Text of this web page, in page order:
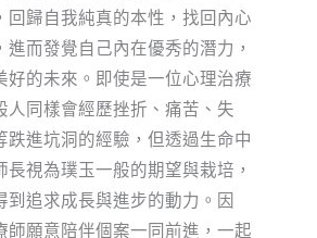
回歸自我純真的本性，找回內心
進而發覺自己內在優秀的潛力，
好的未來。即使是一位心理治療
人同樣會經歷挫折、痛苦、失
跌進坑洞的經驗，但透過生命中
長視為璞玉一般的期望與栽培，
到追求成長與進步的動力。因
師願意陪伴個案一同前進，一起